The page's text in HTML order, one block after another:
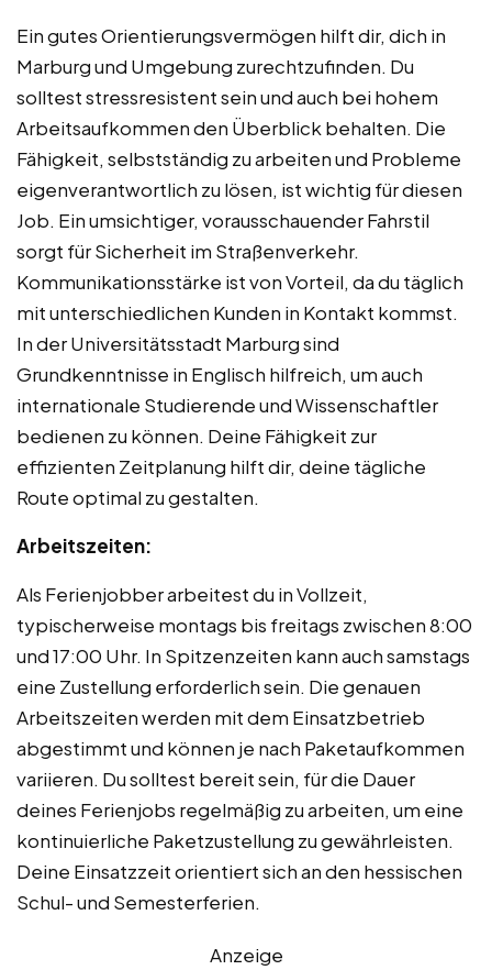
Ein gutes Orientierungsvermögen hilft dir, dich in
Marburg und Umgebung zurechtzufinden. Du
solltest stressresistent sein und auch bei hohem
Arbeitsaufkommen den Überblick behalten. Die
Fähigkeit, selbstständig zu arbeiten und Probleme
eigenverantwortlich zu lösen, ist wichtig für diesen
Job. Ein umsichtiger, vorausschauender Fahrstil
sorgt für Sicherheit im Straßenverkehr.
Kommunikationsstärke ist von Vorteil, da du täglich
mit unterschiedlichen Kunden in Kontakt kommst.
In der Universitätsstadt Marburg sind
Grundkenntnisse in Englisch hilfreich, um auch
internationale Studierende und Wissenschaftler
bedienen zu können. Deine Fähigkeit zur
effizienten Zeitplanung hilft dir, deine tägliche
Route optimal zu gestalten.
Arbeitszeiten:
Als Ferienjobber arbeitest du in Vollzeit,
typischerweise montags bis freitags zwischen 8:00
und 17:00 Uhr. In Spitzenzeiten kann auch samstags
eine Zustellung erforderlich sein. Die genauen
Arbeitszeiten werden mit dem Einsatzbetrieb
abgestimmt und können je nach Paketaufkommen
variieren. Du solltest bereit sein, für die Dauer
deines Ferienjobs regelmäßig zu arbeiten, um eine
kontinuierliche Paketzustellung zu gewährleisten.
Deine Einsatzzeit orientiert sich an den hessischen
Schul- und Semesterferien.
Anzeige